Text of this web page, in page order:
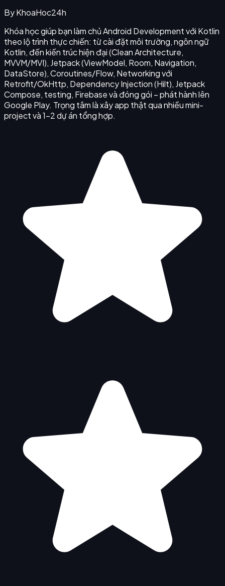
ByKhoaHoc24h
Khóa học giúp bạn làm chủ Android Development với Kotlin
theo lộ trình thực chiến: từ cài đặt môi trường, ngôn ngữ
Kotlin, đến kiến trúc hiện đại (Clean Architecture,
MVVM/MVI), Jetpack (ViewModel, Room, Navigation,
DataStore), Coroutines/Flow, Networking với
Retrofit/OkHttp, Dependency Injection (Hilt), Jetpack
Compose, testing, Firebase và đóng gói – phát hành lên
Google Play. Trọng tâm là xây app thật qua nhiều mini-
project và 1–2 dự án tổng hợp.